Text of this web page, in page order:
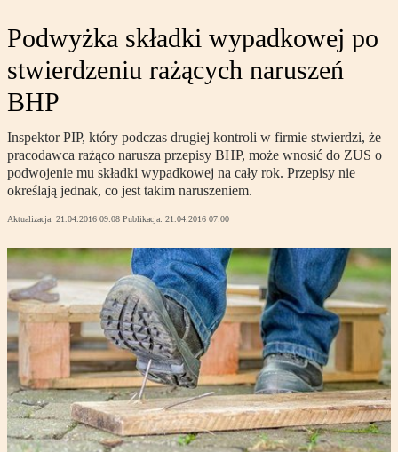
Podwyżka składki wypadkowej po
stwierdzeniu rażących naruszeń
BHP
Inspektor PIP, który podczas drugiej kontroli w firmie stwierdzi, że
pracodawca rażąco narusza przepisy BHP, może wnosić do ZUS o
podwojenie mu składki wypadkowej na cały rok. Przepisy nie
określają jednak, co jest takim naruszeniem.
Aktualizacja: 21.04.2016 09:08 Publikacja: 21.04.2016 07:00